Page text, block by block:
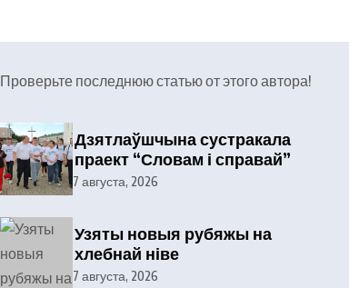
Проверьте последнюю статью от этого автора!
Дзятлаўшчына сустракала
праект “Словам і справай”
7 августа, 2026
Узяты новыя рубяжы на
хлебнай ніве
7 августа, 2026